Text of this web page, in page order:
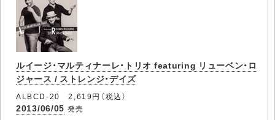
ルイージ・マルティナーレ・トリオ featuring リューベン・ロ
ジャース / ストレンジ・デイズ
ALBCD-20 2,619円（税込）
2013/06/05 発売